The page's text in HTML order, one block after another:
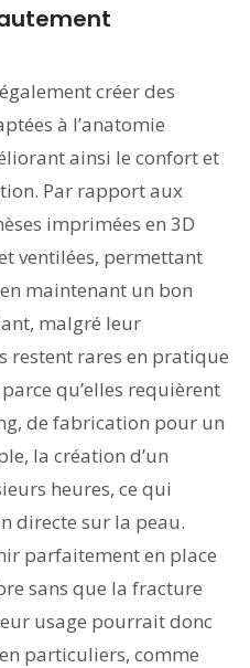
créer des
à l’anatomie
ainsi le confort et
Par rapport aux
imprimées en 3D
ventilées, permettant
maintenant un bon
malgré leur
restent rares en pratique
qu’elles requièrent
de fabrication pour un
la création d’un
heures, ce qui
directe sur la peau.
parfaitement en place
sans que la fracture
usage pourrait donc
particuliers, comme